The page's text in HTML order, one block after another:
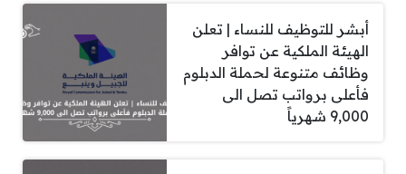
أبشر للتوظيف للنساء | تعلن
الهيئة الملكية عن توافر
وظائف متنوعة لحملة الدبلوم
فأعلى برواتب تصل الى
9,000 شهرياً